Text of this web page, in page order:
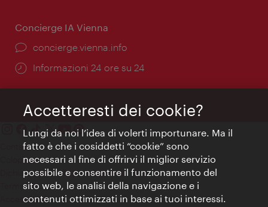
Concierge IA Vienna
Ort:
concierge.vienna.info
Öffnungszeiten:
Informazioni 24 ore su 24
Contatti
Colophon
Dichiarazione sulla protezione dei dati
Terms of Use
Accessibilità
Accetteresti dei cookie?
Lungi da noi l’idea di volerti importunare. Ma il
fatto è che i cosiddetti “cookie” sono
necessari al fine di offrirvi il miglior servizio
possibile e consentire il funzionamento del
sito web, le analisi della navigazione e i
contenuti ottimizzati in base ai tuoi interessi.